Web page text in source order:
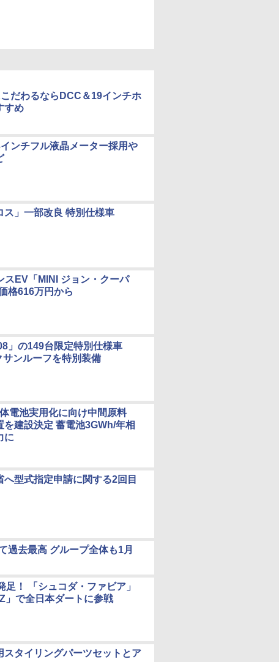
だわるならDCC＆19インチホ
すめ
ンチフル液晶メーター採用や
ス」一部改良 特別仕様車
スEV「MINI ジョン・クーパ
格616万円から
」の149台限定特別仕様車
ンルーフを特別装備
電池実用化に向け中間原料
を建設決定 蓄電池3GWh/年相
に
へ型式指定申請に関する2回目
過去最高 グループ全体も1月
！ 「シュコダ・ファビア」
」で全日本ダートに参戦
スタイリングパーツセットとア